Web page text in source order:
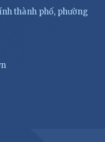
thành phố, phường